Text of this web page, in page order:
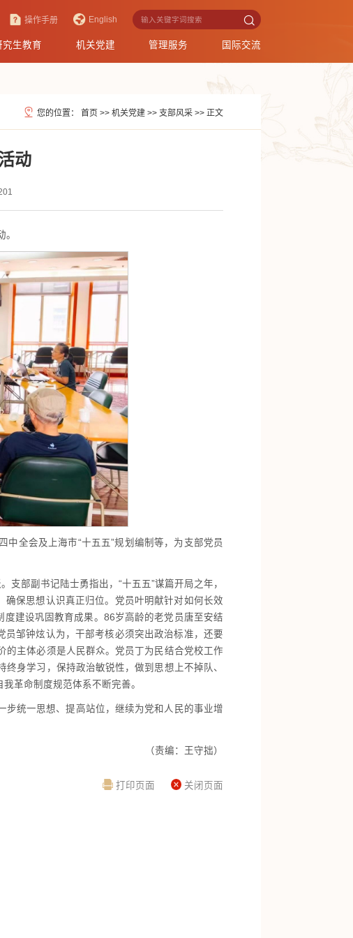
操作手册 English
究生教育 机关党建 管理服务 国际交流
您的位置： 首页 >> 机关党建 >> 支部风采 >> 正文
动
全会及上海市“十五五”规划编制等，为支部党员
部副书记陆士勇指出，“十五五”谋篇开局之年，
确保思想认识真正归位。党员叶明献针对如何长效
建设巩固教育成果。86岁高龄的老党员唐至安结
员邹钟炫认为，干部考核必须突出政治标准，还要
主体必须是人民群众。党员丁为民结合党校工作
身学习，保持政治敏锐性，做到思想上不掉队、
革命制度规范体系不断完善。
统一思想、提高站位，继续为党和人民的事业增
（责编：王守拙）
打印页面 关闭页面